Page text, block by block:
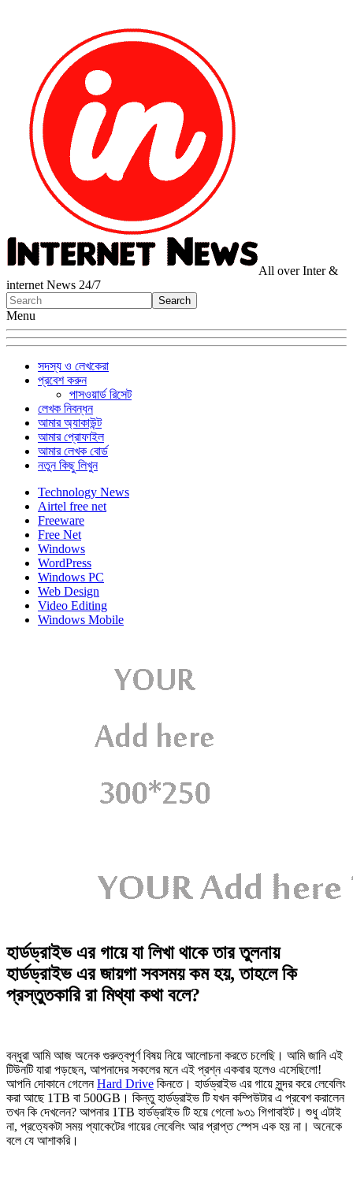
All over Inter &
internet News 24/7
Menu
সদস্য ও লেখকেরা
প্রবেশ করুন
পাসওয়ার্ড রিসেট
লেখক নিবন্ধন
আমার অ্যাকাউন্ট
আমার প্রোফাইল
আমার লেখক বোর্ড
নতুন কিছু লিখুন
Technology News
Airtel free net
Freeware
Free Net
Windows
WordPress
Windows PC
Web Design
Video Editing
Windows Mobile
হার্ডড্রাইভ এর গায়ে যা লিখা থাকে তার তুলনায়
হার্ডড্রাইভ এর জায়গা সবসময় কম হয়, তাহলে কি
প্রস্তুতকারি রা মিথ্যা কথা বলে?
বন্ধুরা আমি আজ অনেক গুরুত্বপূর্ণ বিষয় নিয়ে আলোচনা করতে চলেছি। আমি জানি এই
টিউনটি যারা পড়ছেন, আপনাদের সকলের মনে এই প্রশ্ন একবার হলেও এসেছিলো!
আপনি দোকানে গেলেনHard Drive কিনতে। হার্ডড্রাইভ এর গায়ে সুন্দর করে লেবেলিং
করা আছে 1TB বা 500GB। কিন্তু হার্ডড্রাইভ টি যখন কম্পিউটার এ প্রবেশ করালেন
তখন কি দেখলেন? আপনার 1TB হার্ডড্রাইভ টি হয়ে গেলো ৯৩১ গিগাবাইট। শুধু এটাই
না, প্রত্যেকটা সময় প্যাকেটের গায়ের লেবেলিং আর প্রাপ্ত স্পেস এক হয় না। অনেকে
বলে যে আশাকরি।